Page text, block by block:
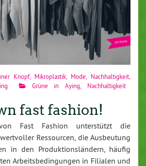
Knopf, Mikroplastik Mode Nachhaltigkeit
Grüne in Aying
Nachhaltigkeit
fast fashion!
Fast Fashion unterstützt die
Ressourcen, die Ausbeutung
in den Produktionsländern, häufig
Arbeitsbedingungen in Filialen und